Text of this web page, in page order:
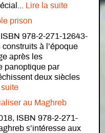
Lire la suite
prison
978-2-271-12643-
à l’époque
après les
panoptique par
deux siècles
suite
au Maghreb
ISBN 978-2-271-
s’intéresse aux